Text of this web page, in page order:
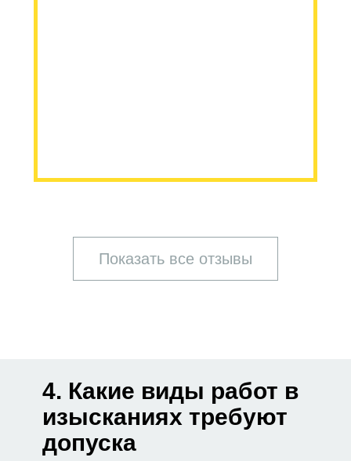
Показать все отзывы
4. Какие виды работ в
изысканиях требуют
допуска